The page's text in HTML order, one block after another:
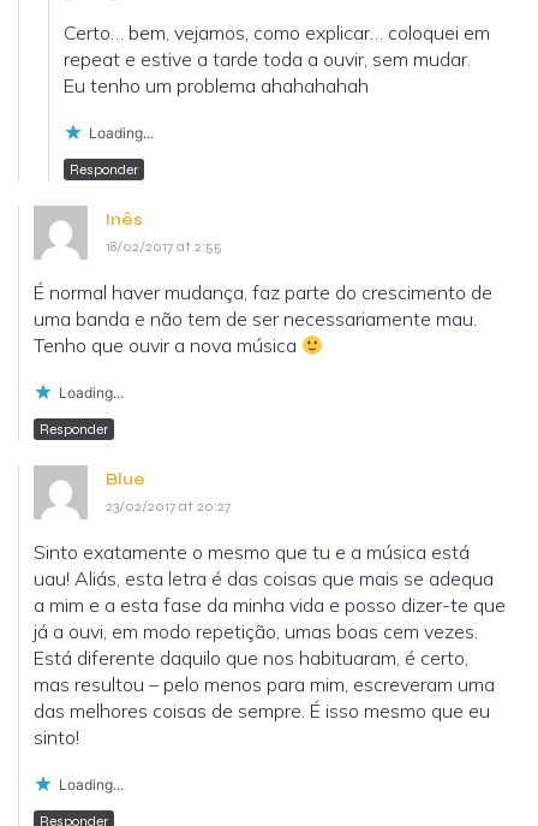
Certo… bem, vejamos, como explicar… coloquei em
repeat e estive a tarde toda a ouvir, sem mudar.
Eu tenho um problema ahahahahah
Loading...
Responder
Inês
18/02/2017 at 2:55
É normal haver mudança, faz parte do crescimento de
uma banda e não tem de ser necessariamente mau.
Tenho que ouvir a nova música
Loading...
Responder
Blue
23/02/2017 at 20:27
Sinto exatamente o mesmo que tu e a música está
uau! Aliás, esta letra é das coisas que mais se adequa
a mim e a esta fase da minha vida e posso dizer-te que
já a ouvi, em modo repetição, umas boas cem vezes.
Está diferente daquilo que nos habituaram, é certo,
mas resultou – pelo menos para mim, escreveram uma
das melhores coisas de sempre. É isso mesmo que eu
sinto!
Loading...
Responder